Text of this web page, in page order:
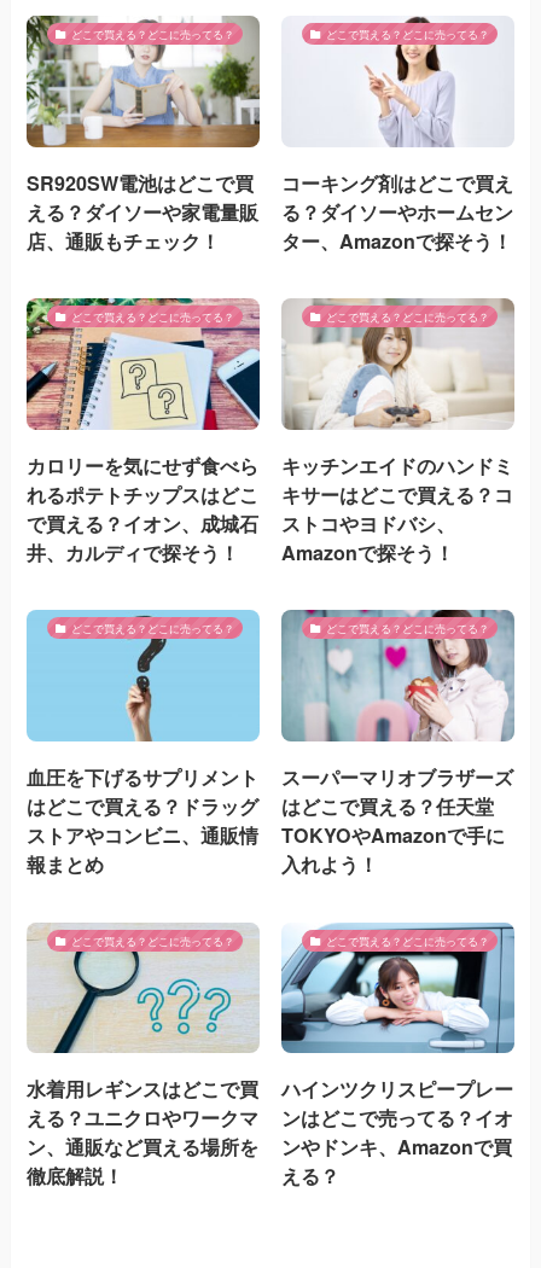
どこで買える？どこに売ってる？
SR920SW電池はどこで買
える？ダイソーや家電量販
店、通販もチェック！
どこで買える？どこに売ってる？
コーキング剤はどこで買え
る？ダイソーやホームセン
ター、Amazonで探そう！
どこで買える？どこに売ってる？
カロリーを気にせず食べら
れるポテトチップスはどこ
で買える？イオン、成城石
井、カルディで探そう！
どこで買える？どこに売ってる？
キッチンエイドのハンドミ
キサーはどこで買える？コ
ストコやヨドバシ、
Amazonで探そう！
どこで買える？どこに売ってる？
血圧を下げるサプリメント
はどこで買える？ドラッグ
ストアやコンビニ、通販情
報まとめ
どこで買える？どこに売ってる？
スーパーマリオブラザーズ
はどこで買える？任天堂
TOKYOやAmazonで手に
入れよう！
どこで買える？どこに売ってる？
水着用レギンスはどこで買
える？ユニクロやワークマ
ン、通販など買える場所を
徹底解説！
どこで買える？どこに売ってる？
ハインツクリスピープレー
ンはどこで売ってる？イオ
ンやドンキ、Amazonで買
える？